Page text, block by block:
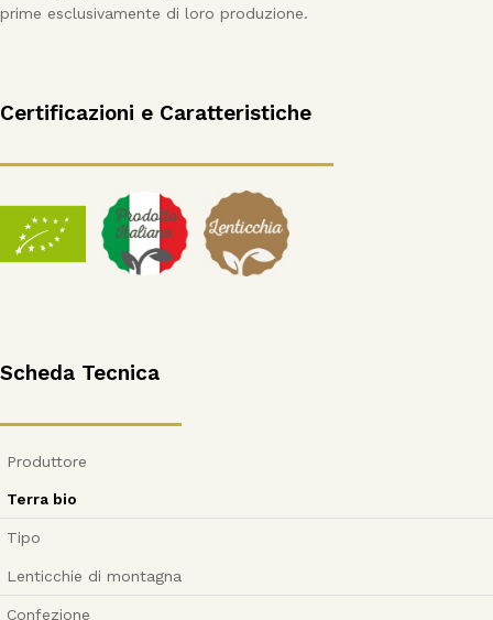
prime esclusivamente di loro produzione.
Certificazioni e Caratteristiche
Scheda Tecnica
Produttore
Terra bio
Tipo
Lenticchie di montagna
Confezione